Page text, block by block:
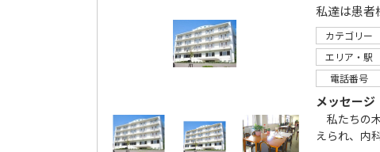
私達は患者
カテゴリー
エリア・駅
電話番号
メッセージ
私たちの
えられ、内